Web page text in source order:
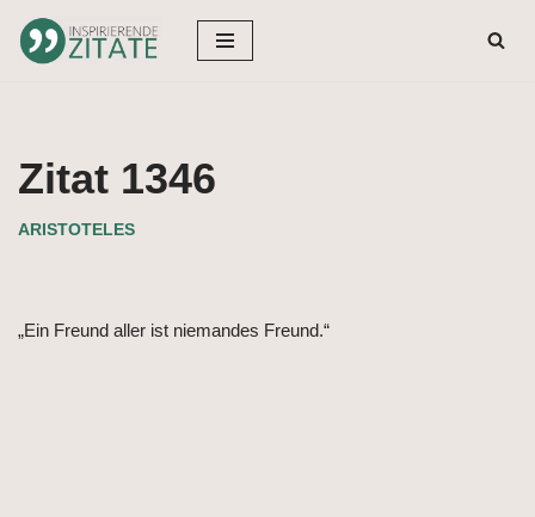
Zum
Zitat 1346
ARISTOTELES
„Ein Freund aller ist niemandes Freund.“